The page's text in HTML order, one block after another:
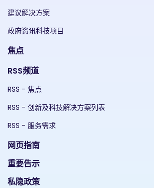
建议解决方案
政府资讯科技项目
焦点
RSS频道
RSS - 焦点
RSS - 创新及科技解决方案列表
RSS - 服务需求
网页指南
重要告示
私隐政策